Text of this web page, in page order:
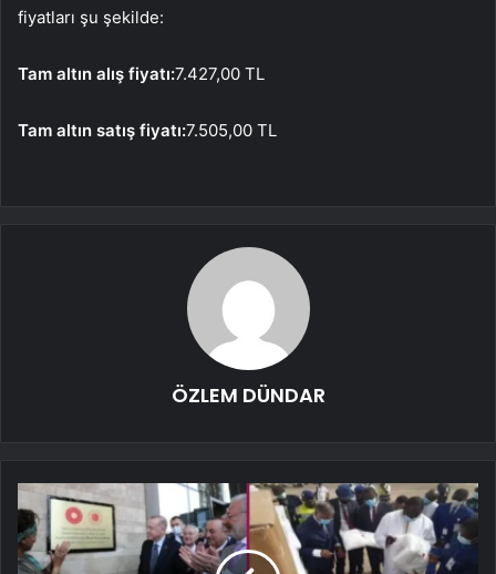
fiyatları şu şekilde:
Tam altın alış fiyatı:7.427,00 TL
Tam altın satış fiyatı:7.505,00 TL
ÖZLEM DÜNDAR